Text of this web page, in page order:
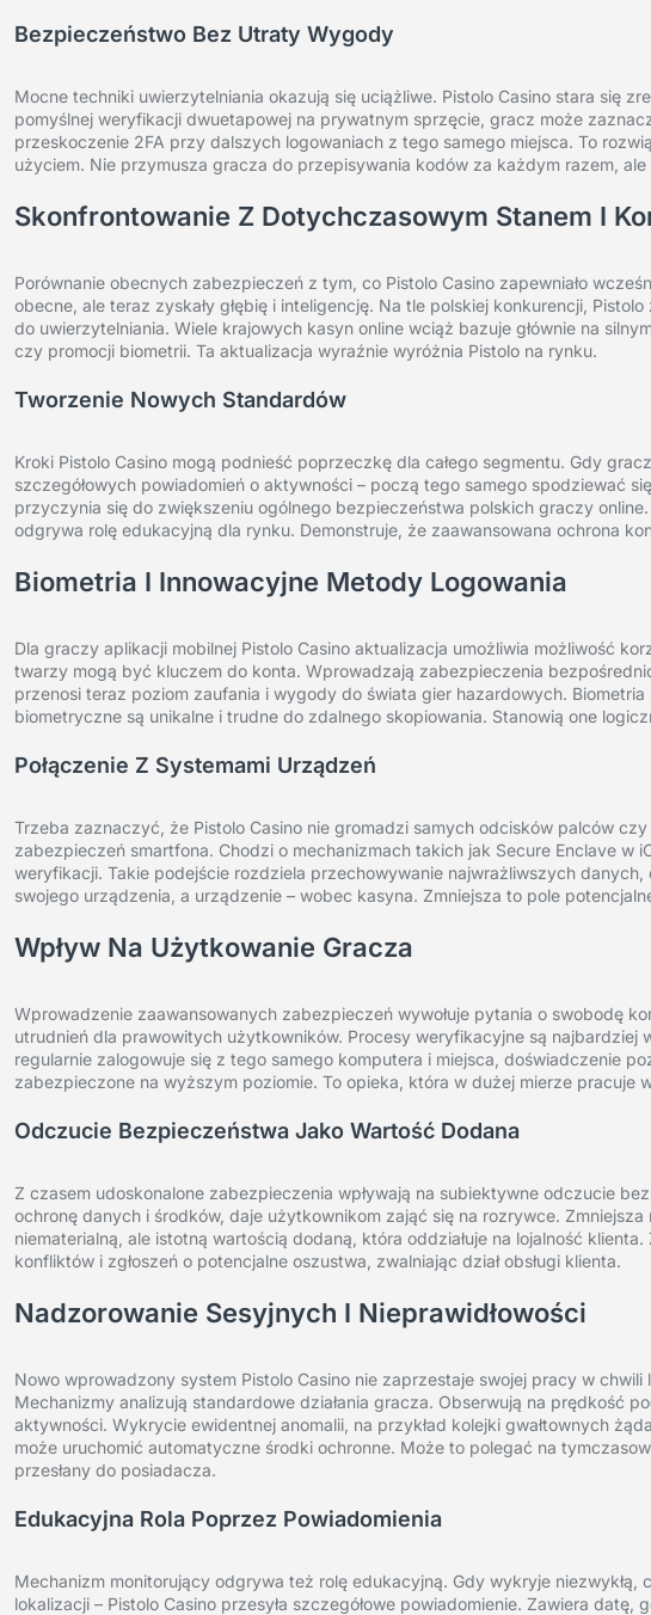
Bezpieczeństwo Bez Utraty Wygody
Mocne techniki uwierzytelniania okazują się uciążliwe. Pistolo Casino stara się
pomyślnej weryfikacji dwuetapowej na prywatnym sprzęcie, gracz może
przeskoczenie 2FA przy dalszych logowaniach z tego samego miejsca. To
użyciem. Nie przymusza gracza do przepisywania kodów za każdym razem,
Skonfrontowanie Z Dotychczasowym Stanem I
Porównanie obecnych zabezpieczeń z tym, co Pistolo Casino zapewniało
obecne, ale teraz zyskały głębię i inteligencję. Na tle polskiej konkurencji,
do uwierzytelniania. Wiele krajowych kasyn online wciąż bazuje głównie na
czy promocji biometrii. Ta aktualizacja wyraźnie wyróżnia Pistolo na rynku.
Tworzenie Nowych Standardów
Kroki Pistolo Casino mogą podnieść poprzeczkę dla całego segmentu. Gdy
szczegółowych powiadomień o aktywności – począ tego samego spodziewać
przyczynia się do zwiększeniu ogólnego bezpieczeństwa polskich graczy
odgrywa rolę edukacyjną dla rynku. Demonstruje, że zaawansowana ochrona
Biometria I Innowacyjne Metody Logowania
Dla graczy aplikacji mobilnej Pistolo Casino aktualizacja umożliwia możliwość
twarzy mogą być kluczem do konta. Wprowadzają zabezpieczenia
przenosi teraz poziom zaufania i wygody do świata gier hazardowych.
biometryczne są unikalne i trudne do zdalnego skopiowania. Stanowią one
Połączenie Z Systemami Urządzeń
Trzeba zaznaczyć, że Pistolo Casino nie gromadzi samych odcisków palców
zabezpieczeń smartfona. Chodzi o mechanizmach takich jak Secure Enclave w
weryfikacji. Takie podejście rozdziela przechowywanie najwrażliwszych
swojego urządzenia, a urządzenie – wobec kasyna. Zmniejsza to pole
Wpływ Na Użytkowanie Gracza
Wprowadzenie zaawansowanych zabezpieczeń wywołuje pytania o swobodę
utrudnień dla prawowitych użytkowników. Procesy weryfikacyjne są
regularnie zalogowuje się z tego samego komputera i miejsca, doświadczenie
zabezpieczone na wyższym poziomie. To opieka, która w dużej mierze pracuje
Odczucie Bezpieczeństwa Jako Wartość Dodana
Z czasem udoskonalone zabezpieczenia wpływają na subiektywne odczucie
ochronę danych i środków, daje użytkownikom zająć się na rozrywce.
niematerialną, ale istotną wartością dodaną, która oddziałuje na lojalność
konfliktów i zgłoszeń o potencjalne oszustwa, zwalniając dział obsługi klienta.
Nadzorowanie Sesyjnych I Nieprawidłowości
Nowo wprowadzony system Pistolo Casino nie zaprzestaje swojej pracy w
Mechanizmy analizują standardowe działania gracza. Obserwują na prędkość
aktywności. Wykrycie ewidentnej anomalii, na przykład kolejki gwałtownych
może uruchomić automatyczne środki ochronne. Może to polegać na
przesłany do posiadacza.
Edukacyjna Rola Poprzez Powiadomienia
Mechanizm monitorujący odgrywa też rolę edukacyjną. Gdy wykryje niezwykłą,
lokalizacji – Pistolo Casino przesyła szczegółowe powiadomienie. Zawiera